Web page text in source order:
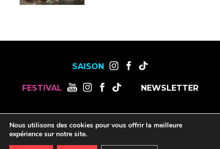
SAISON
FESTIVAL NEWSLETTER
Nous utilisons des cookies pour vous offrir la meilleure
expérience sur notre site.